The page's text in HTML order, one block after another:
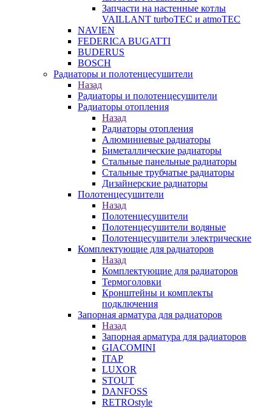
Запчасти на настенные котлы
VAILLANT turboTEC и atmoTEC
NAVIEN
FEDERICA BUGATTI
BUDERUS
BOSCH
Радиаторы и полотенцесушители
Назад
Радиаторы и полотенцесушители
Радиаторы отопления
Назад
Радиаторы отопления
Алюминиевые радиаторы
Биметаллические радиаторы
Стальные панельные радиаторы
Стальные трубчатые радиаторы
Дизайнерские радиаторы
Полотенцесушители
Назад
Полотенцесушители
Полотенцесушители водяные
Полотенцесушители электрические
Комплектующие для радиаторов
Назад
Комплектующие для радиаторов
Термоголовки
Кронштейны и комплекты
подключения
Запорная арматура для радиаторов
Назад
Запорная арматура для радиаторов
GIACOMINI
ITAP
LUXOR
STOUT
DANFOSS
RETROstyle